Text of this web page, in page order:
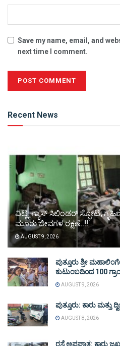
Save my name, email, and
next time I comment.
Recent News
ವಿಟ್ಲ: ಗ್ಯಾಸ್ ಸಿಲಿಂಡರ್ ಸ್ಫೋಟ;
ಮೂರು ಜೀವಗಳ ರಕ್ಷಣೆ..!!
AUGUST 9, 2026
ಪುತ್ತೂರು ಶ್ರೀ
ಕುಟುಂಬದಿಂದ 100
AUGUST 9, 2026
ಪುತ್ತೂರು: ಕಾರು ಮತ್ತು
AUGUST 8, 2026
ರಸ್ತೆ ಅಪಘಾತ: ಕಾರು